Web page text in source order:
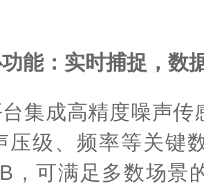
能：实时捕捉，数
集成高精度噪声传
压级、频率等关键
，可满足多数场景